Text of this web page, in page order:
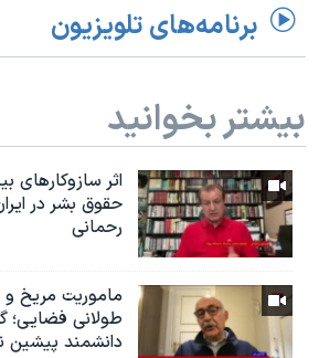
برنامه‌های تلویزیون
بیشتر بخوانید
اثر ساز‌و‌کارهای
حقوق بشر در
رحمانی
ماموریت مریخ
طولانی فضایی؛
دانشمند پیشین